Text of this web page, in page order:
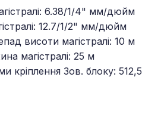
6.38/1/4" мм/дюйм
12.7/1/2" мм/дюйм
висоти магістралі: 10 м
магістралі: 25 м
кріплення Зов. блоку: 512,5